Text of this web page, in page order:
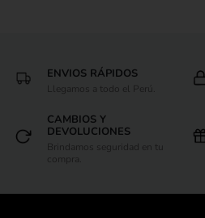
ENVIOS RÁPIDOS
Llegamos a todo el Perú.
CAMBIOS Y
DEVOLUCIONES
Brindamos seguridad en tu
compra.